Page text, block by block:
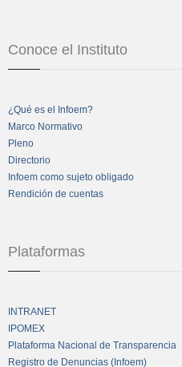
Conoce el Instituto
¿Qué es el Infoem?
Marco Normativo
Pleno
Directorio
Infoem como sujeto obligado
Rendición de cuentas
Plataformas
INTRANET
IPOMEX
Plataforma Nacional de Transparencia
Registro de Denuncias (Infoem)